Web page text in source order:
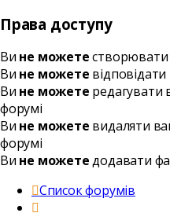
Права доступу
Ви не можетестворювати
Ви не можете
Ви не можете редагувати
форумі
Ви не можете видаляти
форумі
Ви не можетедодавати
Список форумів